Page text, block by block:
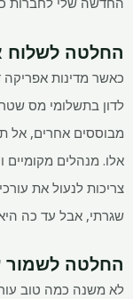
החלטה לשלוח
כאשר מדינות אפריקה
לדון בתשלומי מס
מבוססים אחרים, אל
אלו. מנהלים מקומיים
צריכות לנעול את
שגרתי, אבל עד כה
החלטה לשמור
לא משנה כמה טוב